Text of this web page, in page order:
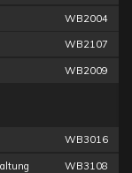
WB2004
WB2107
WB2009
WB3016
WB3108